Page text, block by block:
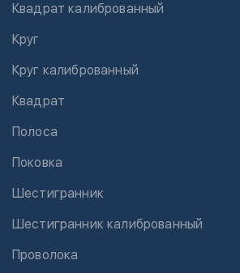
Квадрат калиброванный
Круг
Круг калиброванный
Квадрат
Полоса
Поковка
Шестигранник
Шестигранник калиброванный
Проволока